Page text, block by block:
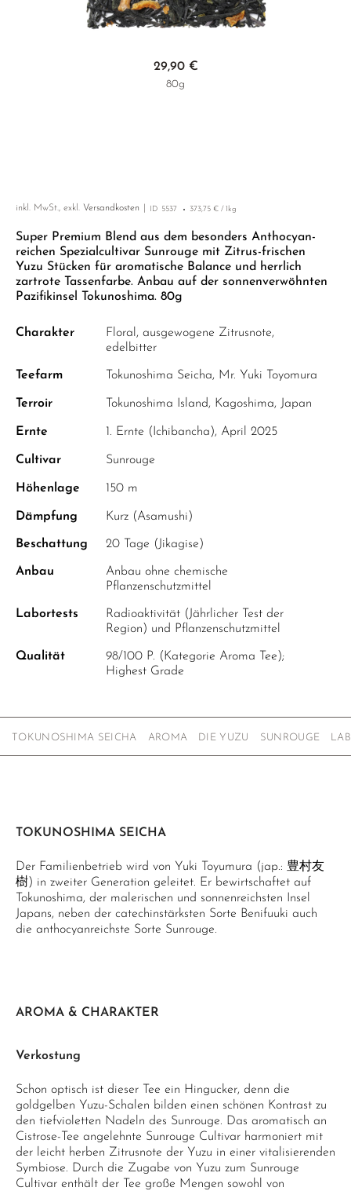
EMPFEHLUNGEN
LUSHAN CLOUD & MIST
SORTEN ÜBERSICHT CHINA
MIYAZAKI
YAME
YUNNAN
GELBER TEE
PHOENIX DANCONG
ZHANGPING SHUI XIAN
NACH SORTE
MATE TEE
SELTENE INCENCES
Super Premium Blend aus dem besonders Anthocyan-
reichen Spezialcultivar Sunrouge mit Zitrus-frischen
Yuzu Stücken für aromatische Balance und herrlich
zartrote Tassenfarbe. Anbau auf der sonnenverwöhnten
Pazifikinsel Tokunoshima. 80g
Charakter
Floral, ausgewogene Zitrusnote,
edelbitter
Teefarm Tokunoshima Seicha, Mr. Yuki Toyomura
Terroir Tokunoshima Island, Kagoshima, Japan
Ernte 1. Ernte (Ichibancha), April 2025
Cultivar Sunrouge
Höhenlage 150 m
Dämpfung Kurz (Asamushi)
Beschattung 20 Tage (Jikagise)
Anbau
Anbau ohne chemische
Pflanzenschutzmittel
Labortests
Radioaktivität (Jährlicher Test der
Region) und Pflanzenschutzmittel
Qualität
98/100 P. (Kategorie Aroma Tee);
Highest Grade
29,90 €
80g
inkl. MwSt., exkl. Versandkosten ID 5537 373,75 € / 1kg
TOKUNOSHIMA SEICHA AROMA DIE YUZU SUNROUGE
TOKUNOSHIMA SEICHA
Der Familienbetrieb wird von Yuki Toyumura (jap.: 豊村友
樹) in zweiter Generation geleitet. Er bewirtschaftet auf
Tokunoshima, der malerischen und sonnenreichsten Insel
Japans, neben der catechinstärksten Sorte Benifuuki auch
die anthocyanreichste Sorte Sunrouge.
AROMA & CHARAKTER
Verkostung
Schon optisch ist dieser Tee ein Hingucker, denn die
goldgelben Yuzu-Schalen bilden einen schönen Kontrast zu
den tiefvioletten Nadeln des Sunrouge. Das aromatisch an
Cistrose-Tee angelehnte Sunrouge Cultivar harmoniert mit
der leicht herben Zitrusnote der Yuzu in einer vitalisierenden
Symbiose. Durch die Zugabe von Yuzu zum Sunrouge
Cultivar enthält der Tee große Mengen sowohl von